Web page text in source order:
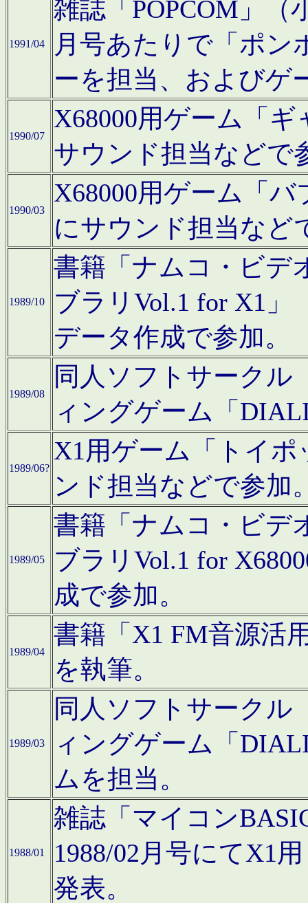
1991/04
雑誌「POPCOM」（
月号あたりで「ポン
ーを担当、およびゲ
1990/07
X68000用ゲーム「
サウンド担当などで
1990/03
X68000用ゲーム「
にサウンド担当など
1989/10
書籍「ナムコ・ビデ
ブラリVol.1 for X1」
データ作成で参加。
1989/08
同人ソフトサークル
ィングゲーム「
1989/06?
X1用ゲーム「トイ
ンド担当などで参加
1989/05
書籍「ナムコ・ビデ
ブラリVol.1 for
成で参加。
1989/04
書籍「X1 FM音源活
を執筆。
1989/03
同人ソフトサークル
ィングゲーム「
ムを担当。
1988/01
雑誌「マイコン
1988/02月号にてX1
発表。